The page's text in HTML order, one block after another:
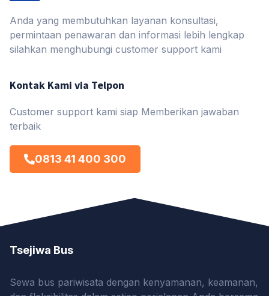
Anda yang membutuhkan layanan konsultasi,
permintaan penawaran dan informasi lebih lengkap
silahkan menghubungi customer support kami
Kontak Kami via Telpon
Customer support kami siap Memberikan jawaban
terbaik
0813 41 400 300
Tsejiwa Bus
Sewa bus pariwisata dengan kenyamanan, keamanan,